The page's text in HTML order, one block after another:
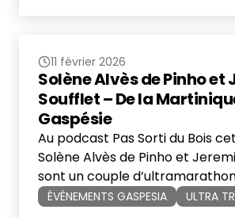
11 février 2026
Solène Alvès de Pinho et
Soufflet – De la
Gaspésie
Au podcast Pas Sorti du Bois
Solène Alvès de Pinho et
sont un couple
martiniquais qui ont eu un
ÉVÉNEMENTS GASPESIA ULTRA